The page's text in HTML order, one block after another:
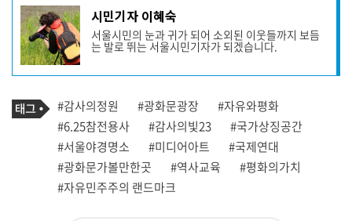
기
사
작
성
자
프
필
시민기자 이혜숙
서울시민의 눈과 귀가 되어 소외된 이웃들까지 보듬
는 발로 뛰는 서울시민기자가 되겠습니다.
기
사
관
련
태
그
태
그
#감사의정원 #광화문광장
#자유와평화
#6.25참전용사
#감사의빛23
#국가상징공간
#서울야경명소
#미디어아트
#국제연대
#광화문가볼만한곳
#역사교육
#평화의가치
#자유민주주의 랜드마크